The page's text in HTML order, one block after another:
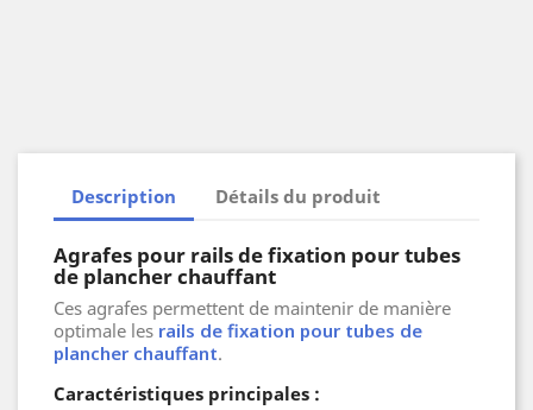
Description Détails du produit
Agrafes pour rails de fixation pour tubes
de plancher chauffant
Ces agrafes permettent de maintenir de manière
optimale les rails de fixation pour tubes de
plancher chauffant.
Caractéristiques principales :